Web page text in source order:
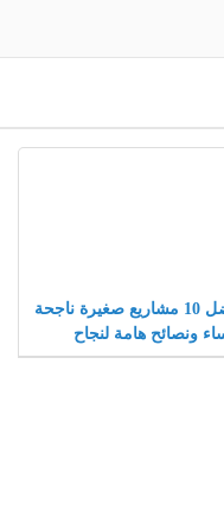
أفضل 10 مشاريع صغيرة ناجحة
ونصائح هامة لنجاح
الصغيرة